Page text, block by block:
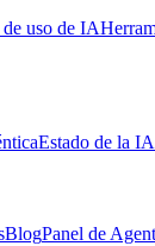
de uso de IA
Estado de la
BlogPanel de